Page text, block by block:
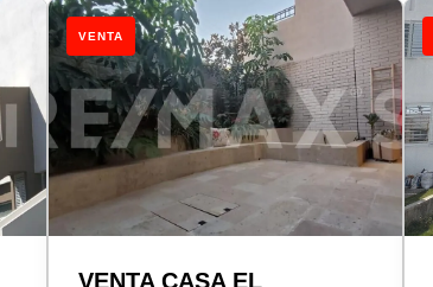
VENTA
VENTA CASA EL